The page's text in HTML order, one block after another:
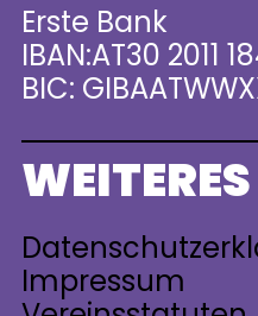
Erste Bank
IBAN:AT30 2011
BIC:
WEITERES
Impressum